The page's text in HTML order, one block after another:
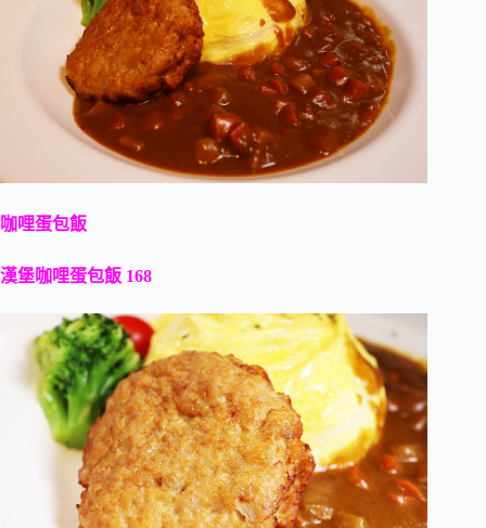
咖哩蛋包飯
漢堡咖哩蛋包飯 168